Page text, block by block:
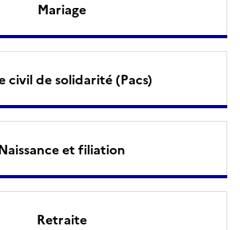
Mariage
civil de solidarité (Pacs)
et filiation
Retraite